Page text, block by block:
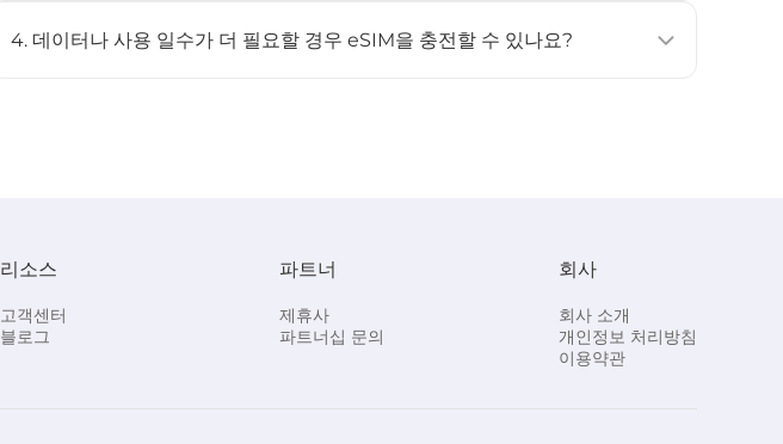
XS 이상, Google Pixel 3 이상, Samsung Galaxy S20 이상). 자세한 내용은 [
호환 기기]
페이지를 확인하세요.
4. 데이터나 사용 일수가 더 필요할 경우 eSIM을 충전할 수 있나요?
리소스
고객센터
블로그
파트너
제휴사
파트너십 문의
회사
회사 소개
개인정보 처리방침
이용약관